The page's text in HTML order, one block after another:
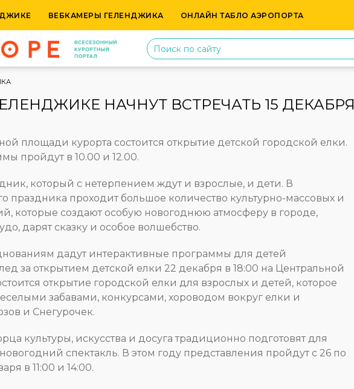
ВЕБКАМЕРЫ ГЕЛЕНДЖИКА ОНЛАЙН ТАБЛО АЭРОПОРТА
НАЧНУТ ВСТРЕЧАТЬ 15 ДЕКАБРЯ
площади курорта состоится открытие детской городской елки.
пройдут в 10.00 и 12.00.
который с нетерпением ждут и взрослые, и дети. В
праздника проходит большое количество культурно-массовых и
которые создают особую новогоднюю атмосферу в городе,
дарят сказку и особое волшебство.
дадут интерактивные программы для детей
за открытием детской елки 22 декабря в 18:00 на Центральной
открытие городской елки для взрослых и детей, которое
забавами, конкурсами, хороводом вокруг елки и
и Снегурочек.
культуры, искусства и досуга традиционно подготовят для
спектакль. В этом году представления пройдут с 26 по
в 11:00 и 14:00.